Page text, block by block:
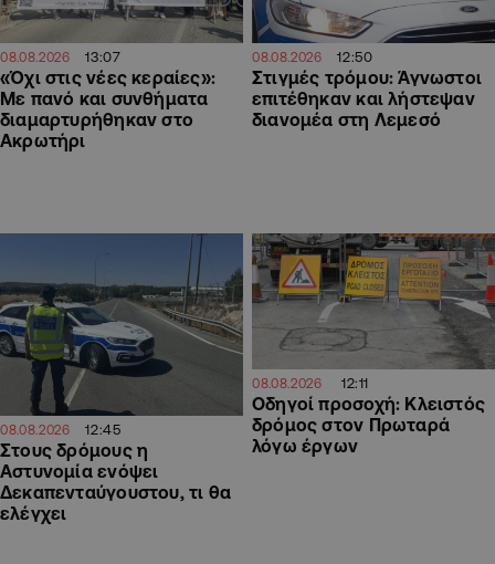
08.08.2026 13:07
«Όχι στις νέες κεραίες»:
Με πανό και συνθήματα
διαμαρτυρήθηκαν στο
Ακρωτήρι
08.08.2026 12:50
Στιγμές τρόμου: Άγνωστοι
επιτέθηκαν και λήστεψαν
διανομέα στη Λεμεσό
08.08.2026 12:45
Στους δρόμους η
Αστυνομία ενόψει
Δεκαπενταύγουστου, τι θα
ελέγχει
08.08.2026 12:11
Οδηγοί προσοχή: Κλειστός
δρόμος στον Πρωταρά
λόγω έργων